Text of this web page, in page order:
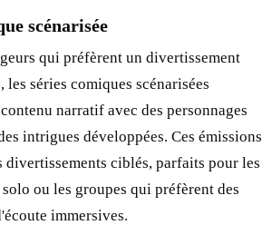
scénarisée
qui préfèrent un divertissement
les séries comiques scénarisées
narratif avec des personnages
intrigues développées. Ces émissions
divertissements ciblés, parfaits pour les
ou les groupes qui préfèrent des
immersives.